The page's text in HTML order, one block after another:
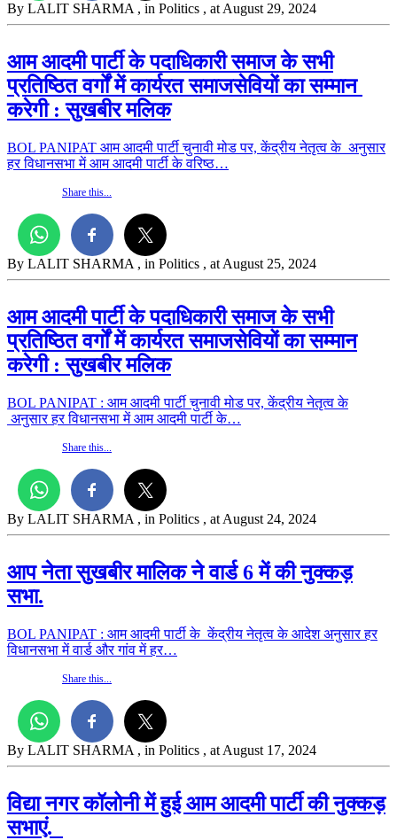
By LALIT SHARMA , in Politics , at August 29, 2024
आम आदमी पार्टी के पदाधिकारी समाज के सभी
प्रतिष्ठित वर्गों में कार्यरत समाजसेवियों का सम्मान
करेगी : सुखबीर मलिक
BOL PANIPAT आम आदमी पार्टी चुनावी मोड पर, केंद्रीय नेतृत्व के अनुसार
हर विधानसभा में आम आदमी पार्टी के वरिष्ठ…
Share this...
By LALIT SHARMA , in Politics , at August 25, 2024
आम आदमी पार्टी के पदाधिकारी समाज के सभी
प्रतिष्ठित वर्गों में कार्यरत समाजसेवियों का सम्मान
करेगी : सुखबीर मलिक
BOL PANIPAT : आम आदमी पार्टी चुनावी मोड पर, केंद्रीय नेतृत्व के
अनुसार हर विधानसभा में आम आदमी पार्टी के…
Share this...
By LALIT SHARMA , in Politics , at August 24, 2024
आप नेता सुखबीर मालिक ने वार्ड 6 में की नुक्कड़
सभा.
BOL PANIPAT : आम आदमी पार्टी के केंद्रीय नेतृत्व के आदेश अनुसार हर
विधानसभा में वार्ड और गांव में हर…
Share this...
By LALIT SHARMA , in Politics , at August 17, 2024
विद्या नगर कॉलोनी में हुई आम आदमी पार्टी की नुक्कड़
सभाएं.